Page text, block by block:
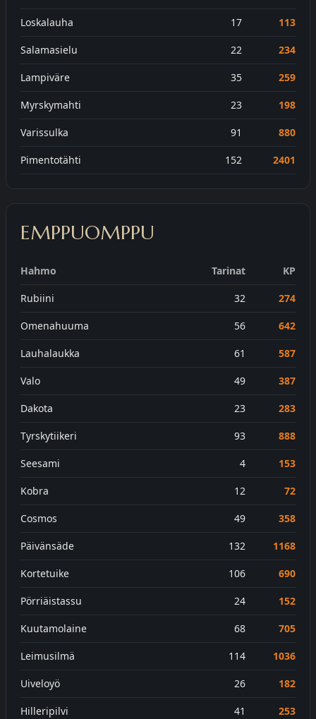
Loskalauha 17 113
Salamasielu 22 234
Lampiväre 35 259
Myrskymahti 23 198
Varissulka 91 880
Pimentotähti 152 2401
EMPPUOMPPU
Hahmo Tarinat KP
Rubiini 32 274
Omenahuuma 56 642
Lauhalaukka 61 587
Valo 49 387
Dakota 23 283
Tyrskytiikeri 93 888
Seesami 4 153
Kobra 12 72
Cosmos 49 358
Päivänsäde 132 1168
Kortetuike 106 690
Pörriäistassu 24 152
Kuutamolaine 68 705
Leimusilmä 114 1036
Uiveloyö 26 182
Hilleripilvi 41 253